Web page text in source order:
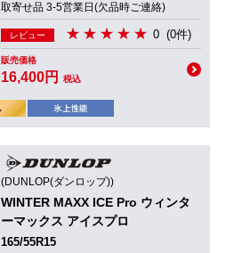
取寄せ品 3-5営業日(欠品時ご連絡)
レビュー 0 (0件)
販売価格
16,400円 税込
(DUNLOP(ダンロップ))
WINTER MAXX ICE Pro ウィンタ
ーマックス アイスプロ
165/55R15